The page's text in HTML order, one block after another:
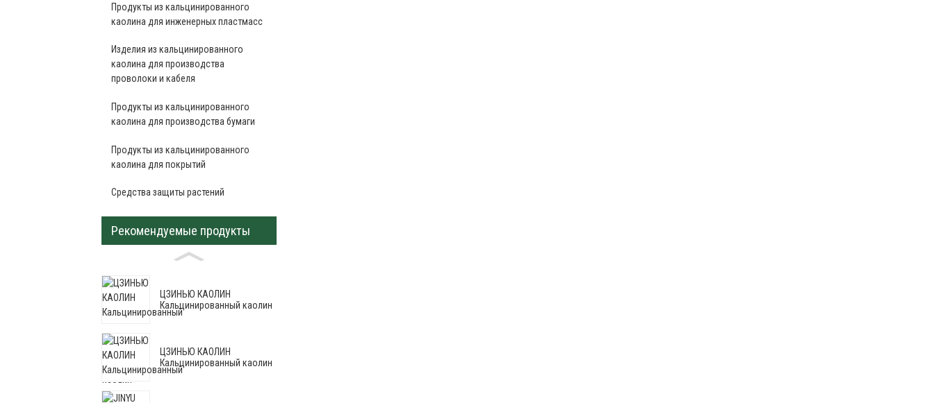
Продукты из кальцинированного
каолина для инженерных пластмасс
Изделия из кальцинированного
каолина для производства
проволоки и кабеля
Продукты из кальцинированного
каолина для производства бумаги
Продукты из кальцинированного
каолина для покрытий
Средства защиты растений
Рекомендуемые продукты
ЦЗИНЬЮ КАОЛИН
Кальцинированный каолин
ЦЗИНЬЮ КАОЛИН
Кальцинированный каолин